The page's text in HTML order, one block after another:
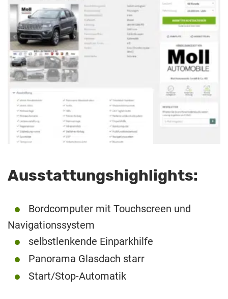
Ausstattungshighlights:
Bordcomputer mit Touchscreen und
Navigationssystem
selbstlenkende Einparkhilfe
Panorama Glasdach starr
Start/Stop-Automatik